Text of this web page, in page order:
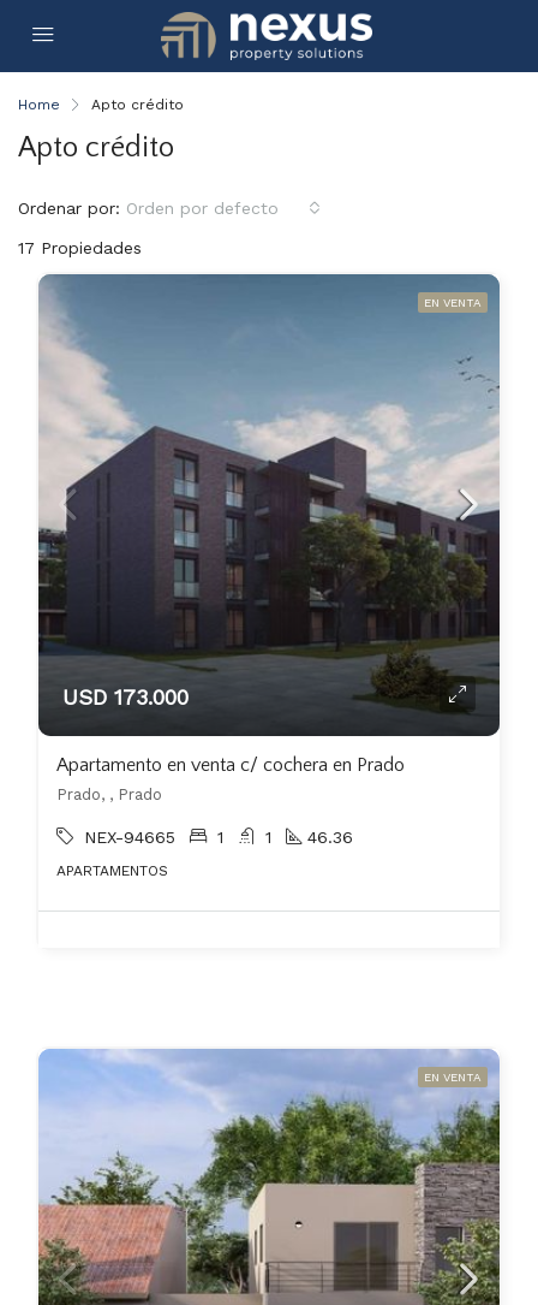
Home Apto crédito
Apto crédito
17 Propiedades
Ordenar por: Orden por defecto
EN VENTA
USD 173.000
Apartamento en venta c/ cochera en Prado
Prado, , Prado
NEX-94665 1 1 46.36
APARTAMENTOS
EN VENTA